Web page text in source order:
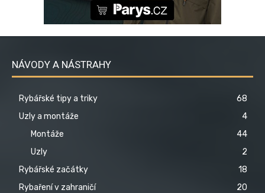
NÁVODY A NÁSTRAHY
Rybářské tipy a triky
68
Uzly a montáže
4
Montáže
44
Uzly
2
Rybářské začátky
18
Rybaření v zahraničí
20